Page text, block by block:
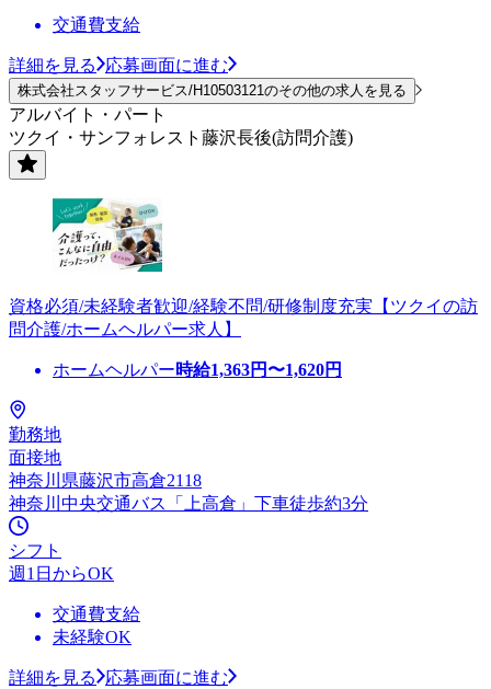
交通費支給
詳細を見る 応募画面に進む
株式会社スタッフサービス/H10503121のその他の求人を見る
アルバイト・パート
ツクイ・サンフォレスト藤沢長後(訪問介護)
資格必須/未経験者歓迎/経験不問/研修制度充実【ツクイの訪
問介護/ホームヘルパー求人】
ホームヘルパー時給1,363円〜1,620円
勤務地
面接地
神奈川県藤沢市高倉2118
神奈川中央交通バス「上高倉」下車徒歩約3分
シフト
週1日からOK
交通費支給
未経験OK
詳細を見る 応募画面に進む